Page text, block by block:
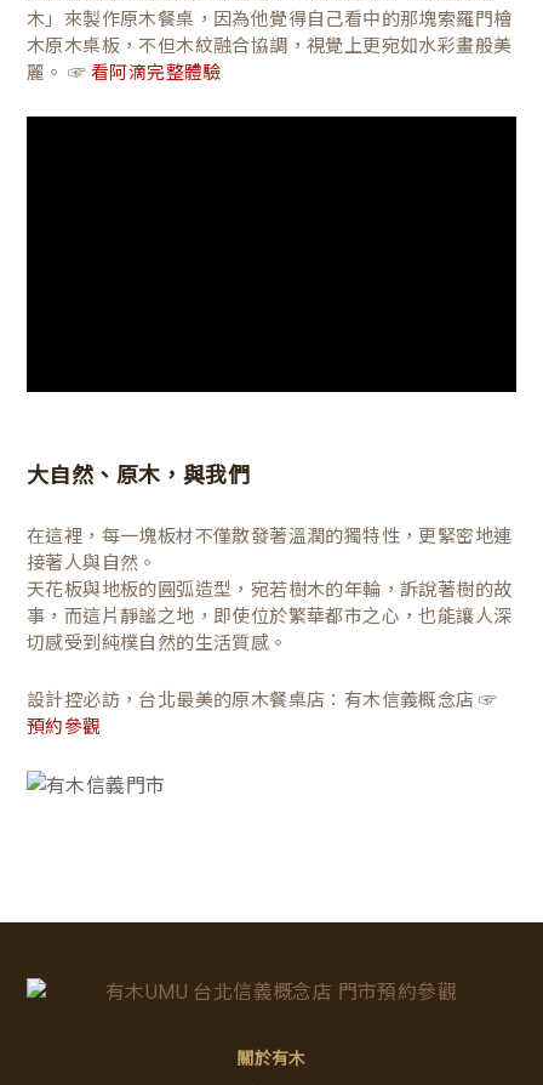
木」來製作原木餐桌，因為他覺得自己看中的那塊索羅門檜
木原木桌板，不但木紋融合協調，視覺上更宛如水彩畫般美
麗。 ☞ 看阿滴完整體驗
大自然、原木，與我們
在這裡，每一塊板材不僅散發著溫潤的獨特性，更緊密地連
接著人與自然。
天花板與地板的圓弧造型，宛若樹木的年輪，訴說著樹的故
事，而這片靜謐之地，即使位於繁華都市之心，也能讓人深
切感受到純樸自然的生活質感。
設計控必訪，台北最美的原木餐桌店：有木信義概念店 ☞
預約參觀
關於有木